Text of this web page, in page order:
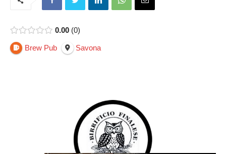
0.00 0
Brew Pub Savona